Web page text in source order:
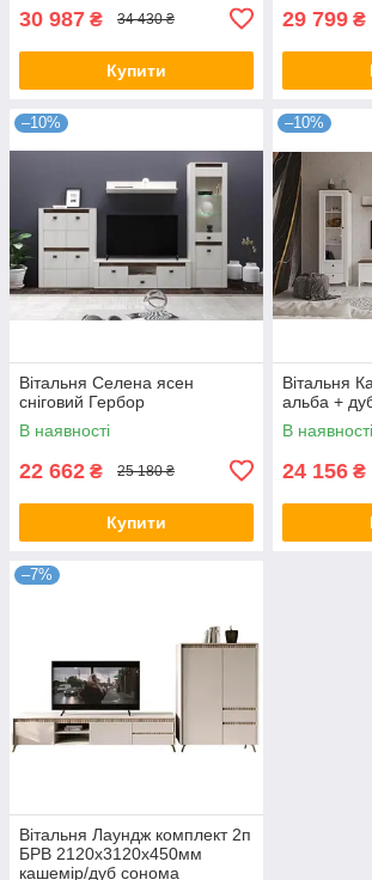
30 987 ₴ 34 430 ₴
Купити
29 799 ₴
–10%
Вітальня Селена ясен
сніговий Гербор
В наявності
22 662 ₴ 25 180 ₴
Купити
–10%
Вітальня
альба +
В наявності
24 156 ₴
–7%
Вітальня Лаундж комплект 2п
БРВ 2120х3120х450мм
кашемір/дуб сонома